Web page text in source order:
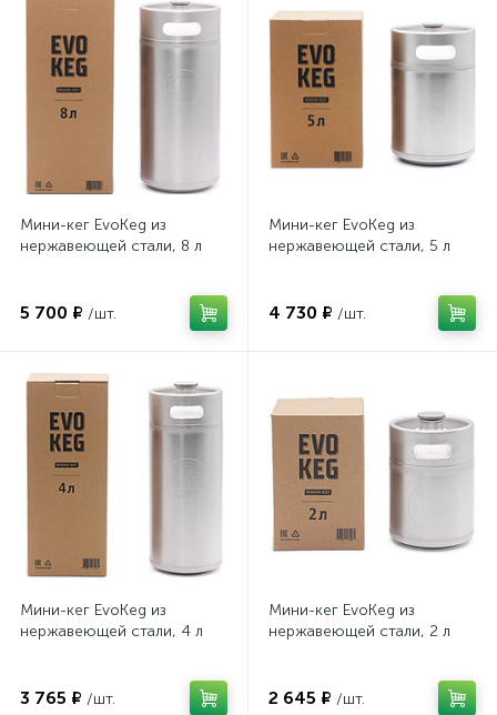
Мини-кег EvoKeg из
нержавеющей стали, 8 л
5 700 ₽ /шт.
Мини-кег EvoKeg из
нержавеющей стали, 5 л
4 730 ₽ /шт.
Мини-кег EvoKeg из
нержавеющей стали, 4 л
3 765 ₽ /шт.
Мини-кег EvoKeg из
нержавеющей стали, 2 л
2 645 ₽ /шт.